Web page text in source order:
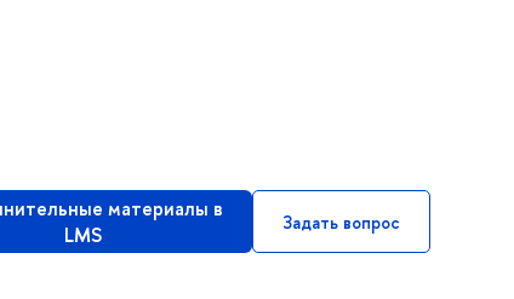
материалы в
LMS
Задать вопрос